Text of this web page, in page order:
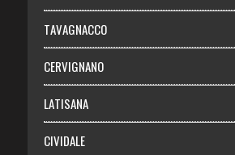
Chi siamo
Abbonati
Login
TAVAGNACCO
CERVIGNANO
LATISANA
CIVIDALE